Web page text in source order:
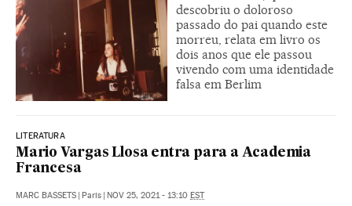
descobriu o doloroso
passado do pai quando este
morreu, relata em livro os
dois anos que ele passou
vivendo com uma identidade
falsa em Berlim
LITERATURA
Mario Vargas Llosa entra para a Academia
Francesa
MARC BASSETS | Paris | NOV 25, 2021 - 13:10 EST